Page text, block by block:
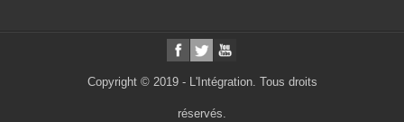
Copyright © 2019 - L'Intégration. Tous droits
réservés.